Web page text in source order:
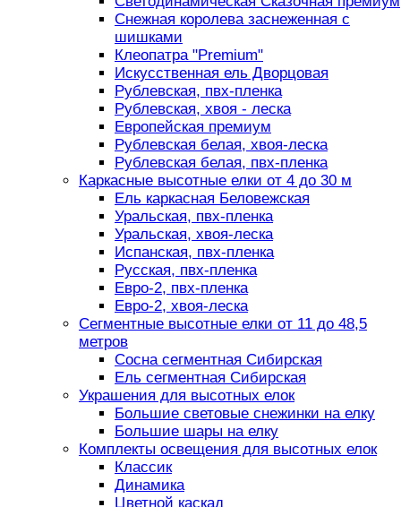
Снежная королева заснеженная с
шишками
Клеопатра "Premium"
Искусственная ель Дворцовая
Рублевская, пвх-пленка
Рублевская, хвоя - леска
Европейская премиум
Рублевская белая, хвоя-леска
Рублевская белая, пвх-пленка
Каркасные высотные елки от 4 до 30 м
Ель каркасная Беловежская
Уральская, пвх-пленка
Уральская, хвоя-леска
Испанская, пвх-пленка
Русская, пвх-пленка
Евро-2, пвх-пленка
Евро-2, хвоя-леска
Сегментные высотные елки от 11 до 48,5
метров
Сосна сегментная Сибирская
Ель сегментная Сибирская
Украшения для высотных елок
Большие световые снежинки на елку
Большие шары на елку
Комплекты освещения для высотных елок
Классик
Динамика
Цветной каскад